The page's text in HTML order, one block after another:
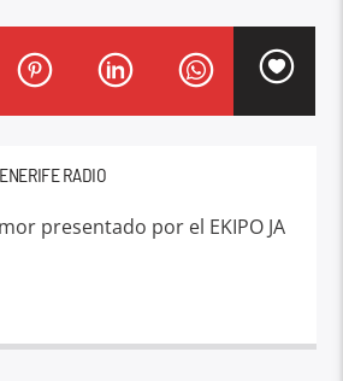
RADIO
presentado por el EKIPO JA